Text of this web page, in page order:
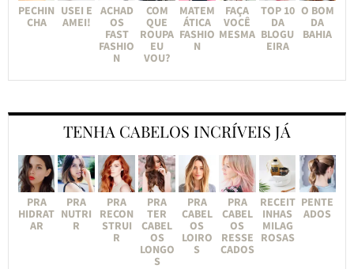
PECHIN
CHA
USEI E
AMEI!
ACHAD
OS
FAST
FASHIO
N
COM
QUE
ROUPA
EU
VOU?
MATEM
ÁTICA
FASHIO
N
FAÇA
VOCÊ
MESMA
TOP 10
DA
BLOGU
EIRA
O BOM
DA
BAHIA
TENHA CABELOS INCRÍVEIS JÁ
PRA
HIDRAT
AR
PRA
NUTRI
R
PRA
RECON
STRUI
R
PRA
TER
CABEL
OS
LONGO
S
PRA
CABEL
OS
LOIRO
S
PRA
CABEL
OS
RESSE
CADOS
RECEIT
INHAS
MILAG
ROSAS
PENTE
ADOS